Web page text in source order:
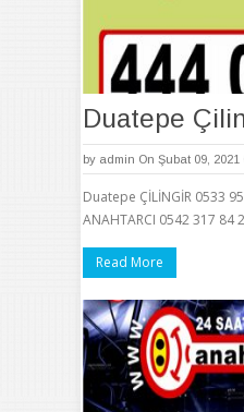
Duatepe
by admin On Şubat 09, 2021
Duatepe ÇİLİNGİR 0533
ANAHTARCI 0542 317 84
Read More